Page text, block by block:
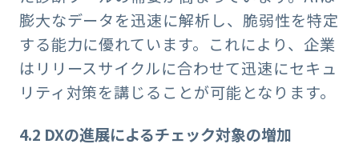
膨大なデータを迅速に解析し、脆弱性を特定
する能力に優れています。これにより、企業
はリリースサイクルに合わせて迅速にセキュ
リティ対策を講じることが可能となります。
4.2 DXの進展によるチェック対象の増加